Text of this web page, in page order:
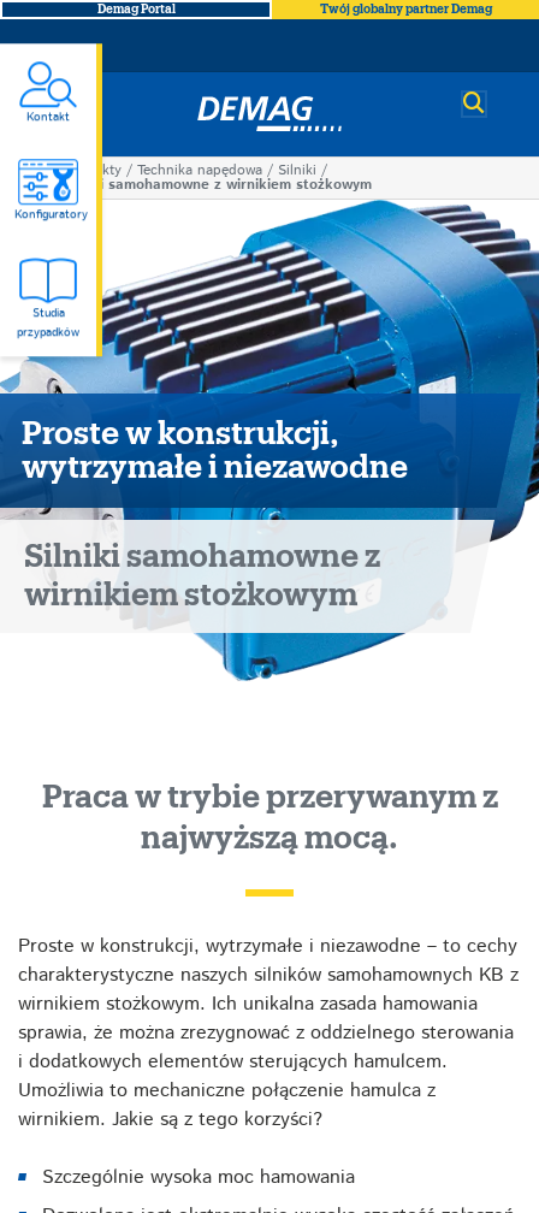
Demag Portal Twój globalny partner Demag
Demag
You
are
here
Produkty Technika napędowa Silniki
Silniki samohamowne z wirnikiem stożkowym
Kontakt
Konfiguratory
Studia
przypadków
Silniki
samohamowne
z
wirnikiem
stożkowym
Proste w konstrukcji,
wytrzymałe i niezawodne
Silniki samohamowne z
wirnikiem stożkowym
Praca w trybie przerywanym z
najwyższą mocą.
Proste w konstrukcji, wytrzymałe i niezawodne – to cechy
charakterystyczne naszych silników samohamownych KB z
wirnikiem stożkowym. Ich unikalna zasada hamowania
sprawia, że można zrezygnować z oddzielnego sterowania
i dodatkowych elementów sterujących hamulcem.
Umożliwia to mechaniczne połączenie hamulca z
wirnikiem. Jakie są z tego korzyści?
Szczególnie wysoka moc hamowania